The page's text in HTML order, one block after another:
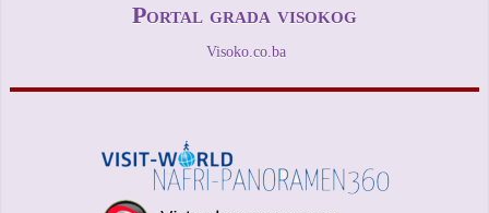
Portal grada visokog
Visoko.co.ba